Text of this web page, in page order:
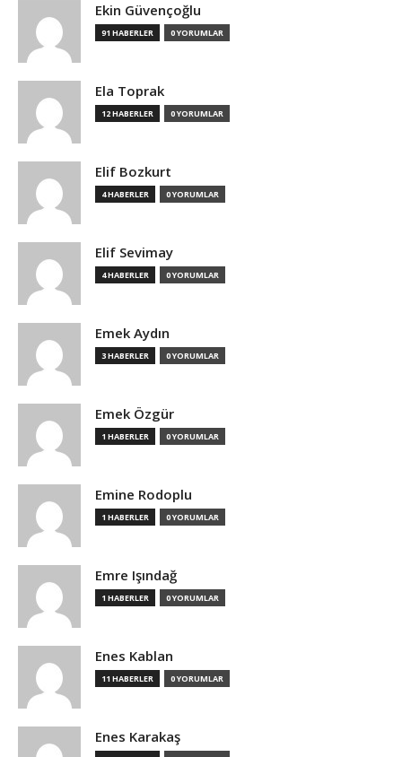
Ekin Güvençoğlu
91 HABERLER 0 YORUMLAR
Ela Toprak
12 HABERLER 0 YORUMLAR
Elif Bozkurt
4 HABERLER 0 YORUMLAR
Elif Sevimay
4 HABERLER 0 YORUMLAR
Emek Aydın
3 HABERLER 0 YORUMLAR
Emek Özgür
1 HABERLER 0 YORUMLAR
Emine Rodoplu
1 HABERLER 0 YORUMLAR
Emre Işındağ
1 HABERLER 0 YORUMLAR
Enes Kablan
11 HABERLER 0 YORUMLAR
Enes Karakaş